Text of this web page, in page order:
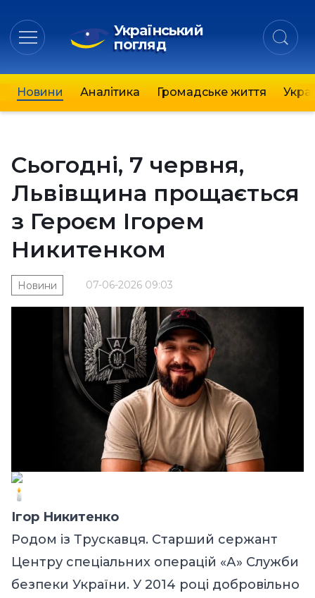
Український
погляд
Новини Аналітика Громадське життя
Сьогодні, 7 червня,
Львівщина прощається
з Героєм Ігорем
Никитенком
07-06-2026 09:03
Новини
Ігор Никитенко
Родом із Трускавця. Старший сержант
Центру спеціальних операцій «А» Служби
безпеки України. У 2014 році добровільно